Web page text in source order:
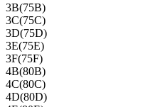
3B(75B)
3C(75C)
3D(75D)
3E(75E)
3F(75F)
4B(80B)
4C(80C)
4D(80D)